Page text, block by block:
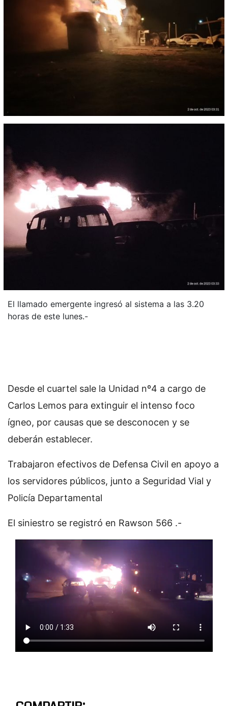
El llamado emergente ingresó al sistema a las 3.20
horas de este lunes.-
Desde el cuartel sale la Unidad nº4 a cargo de
Carlos Lemos para extinguir el intenso foco
ígneo, por causas que se desconocen y se
deberán establecer.
Trabajaron efectivos de Defensa Civil en apoyo a
los servidores públicos, junto a Seguridad Vial y
Policía Departamental
El siniestro se registró en Rawson 566 .-